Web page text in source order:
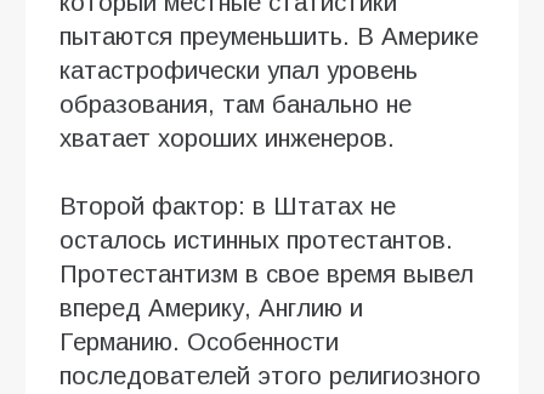
пытаются преуменьшить. В Америке
катастрофически упал уровень
образования, там банально не
хватает хороших инженеров.
Второй фактор: в Штатах не
осталось истинных протестантов.
Протестантизм в свое время вывел
вперед Америку, Англию и
Германию. Особенности
последователей этого религиозного